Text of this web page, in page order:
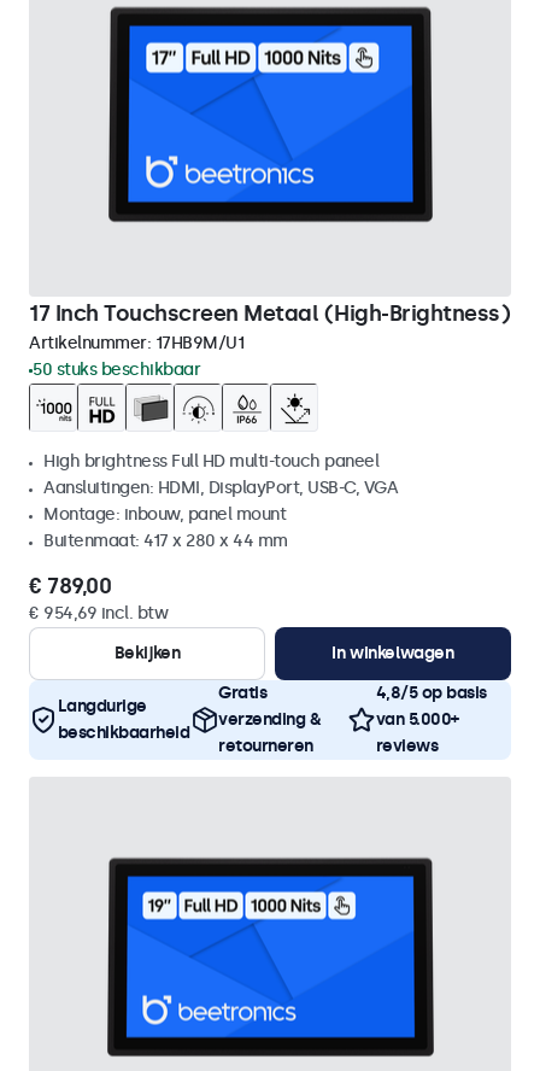
17 Inch Touchscreen Metaal (High-Brightness)
Artikelnummer: 17HB9M/U1
50 stuks beschikbaar
High brightness Full HD multi-touch paneel
Aansluitingen: HDMI, DisplayPort, USB-C, VGA
Montage: inbouw, panel mount
Buitenmaat: 417 x 280 x 44 mm
€ 789,00
€ 954,69 incl. btw
Bekijken
In winkelwagen
Langdurige
beschikbaarheid
Gratis
verzending &
retourneren
4,8/5 op basis
van 5.000+
reviews